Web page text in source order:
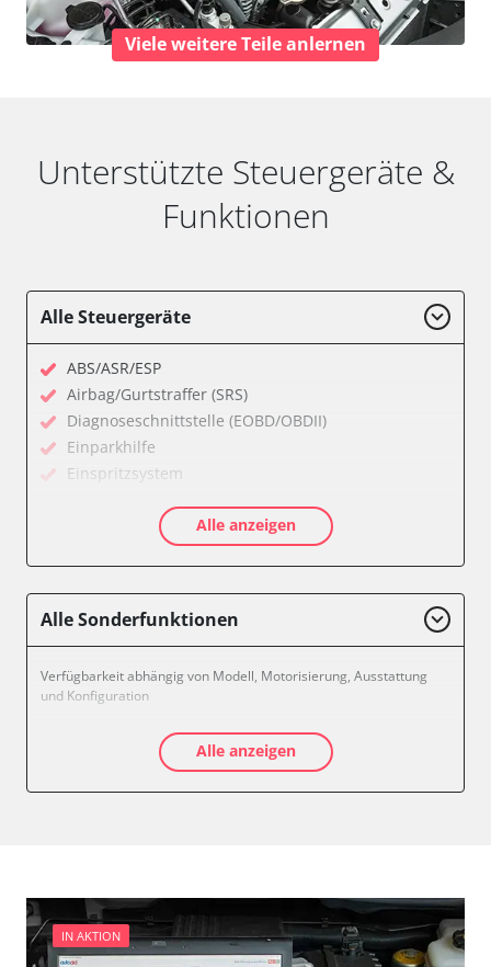
Viele weitere Teile anlernen
Unterstützte Steuergeräte &
Funktionen
Alle Steuergeräte
ABS/ASR/ESP
Airbag/Gurtstraffer (SRS)
Diagnoseschnittstelle (EOBD/OBDII)
Einparkhilfe
Einspritzsystem
Getriebesteuerung
Informationsanzeige
Leuchtweitenregulierung (LWR)
Nachrichtenzentrale
Schlüssellose Fernbedienung
Seitenhinderniserkennung links (SODL)
Sitzelektronik Fahrer
Türsteuergerät vorne links
Verfügbarkeit abhängig von Modell, Motorisierung, Ausstattung
und Konfiguration
Alle anzeigen
Alle Sonderfunktionen
Verfügbarkeit abhängig von Modell, Motorisierung, Ausstattung
und Konfiguration
Alle anzeigen
IN AKTION